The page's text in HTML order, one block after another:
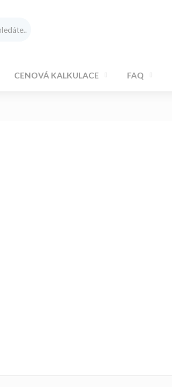
CENOVÁ KALKULACE FAQ